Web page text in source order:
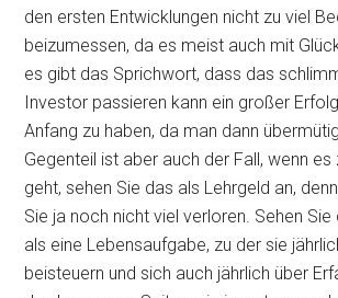
den ersten Entwicklungen nicht zu viel
beizumessen, da es meist auch mit
es gibt das Sprichwort, dass das
Investor passieren kann ein großer
Anfang zu haben, da man dann
Gegenteil ist aber auch der Fall, wenn
geht, sehen Sie das als Lehrgeld an,
Sie ja noch nicht viel verloren. Sehen Sie
als eine Lebensaufgabe, zu der sie
beisteuern und sich auch jährlich über